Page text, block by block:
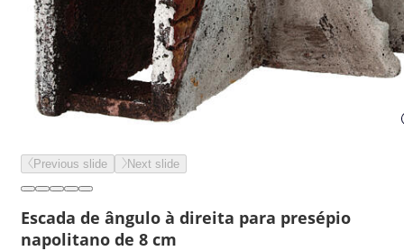
Previous slide Next slide
Escada de ângulo à direita para presépio
napolitano de 8 cm